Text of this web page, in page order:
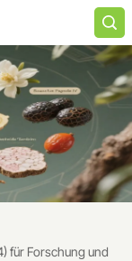
für Forschung und